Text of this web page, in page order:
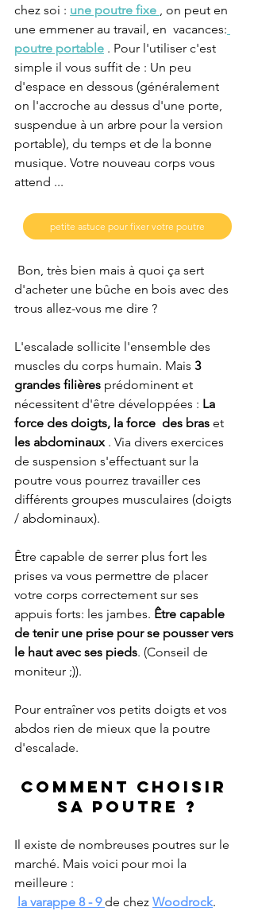
chez soi : une poutre fixe , on peut en
une emmener au travail, en  vacances:
poutre portable . Pour l'utiliser c'est
simple il vous suffit de : Un peu
d'espace en dessous (généralement
on l'accroche au dessus d'une porte,
suspendue à un arbre pour la version
portable), du temps et de la bonne
musique. Votre nouveau corps vous
attend ...
petite astuce pour fixer votre poutre
d'acheter une bûche en bois avec des
trous allez-vous me dire ?
L'escalade sollicite l'ensemble des
muscles du corps humain. Mais 3
grandes filières prédominent et
nécessitent d'être développées : La
force des doigts, la force  des bras et
les abdominaux . Via divers exercices
de suspension s'effectuant sur la
poutre vous pourrez travailler ces
différents groupes musculaires (doigts
/ abdominaux).
Être capable de serrer plus fort les
prises va vous permettre de placer
votre corps correctement sur ses
appuis forts: les jambes. Être capable
de tenir une prise pour se pousser vers
le haut avec ses pieds. (Conseil de
moniteur ;)).
Pour entraîner vos petits doigts et vos
abdos rien de mieux que la poutre
d'escalade.
Comment choisir
sa poutre ?
Il existe de nombreuses poutres sur le
marché. Mais voici pour moi la
meilleure :
la varappe 8 - 9 de chez Woodrock.